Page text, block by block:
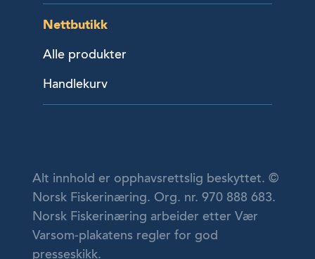
Nettbutikk
Alle produkter
Handlekurv
Alt innhold er opphavsrettslig beskyttet. ©
Norsk Fiskerinæring. Org. nr. 970 888 683.
Norsk Fiskerinæring arbeider etter Vær
Varsom-plakatens regler for god
presseskikk.